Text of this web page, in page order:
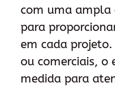
com uma ampla
para
em cada projeto.
ou comerciais, o
medida para